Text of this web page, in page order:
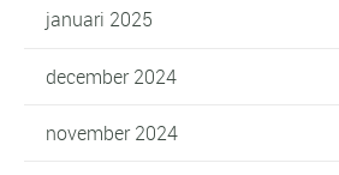
januari 2025
december 2024
november 2024